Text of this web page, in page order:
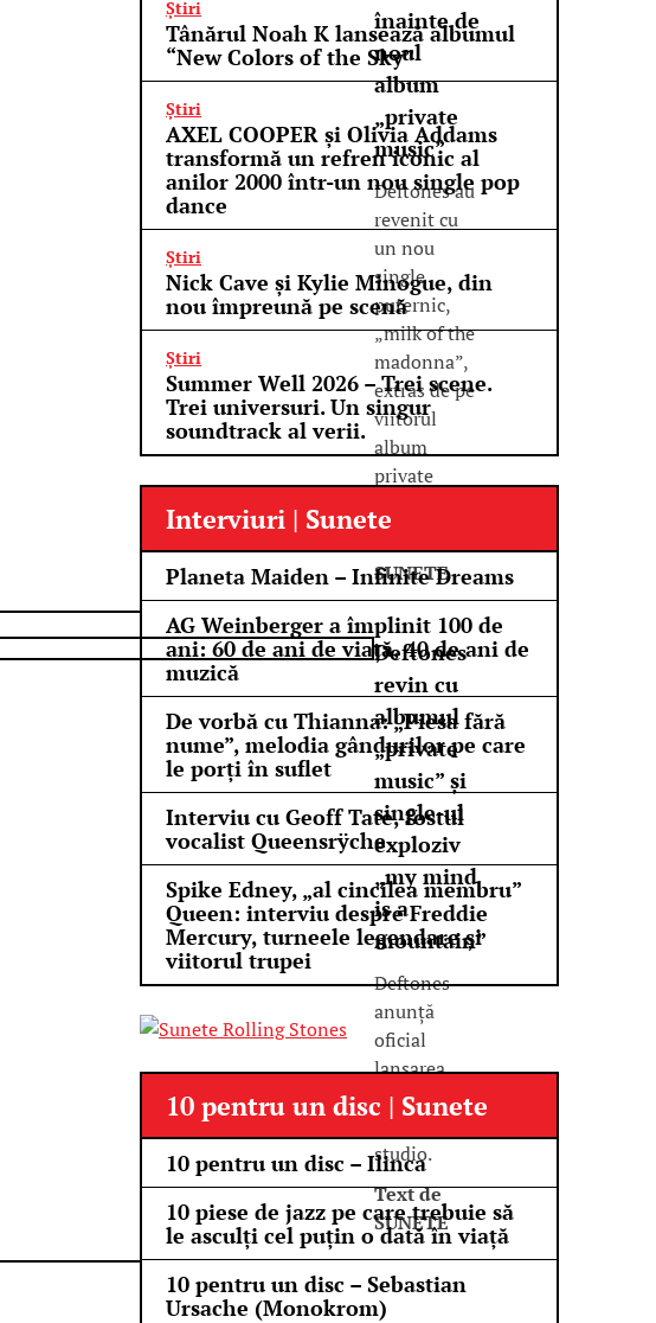
înainte de
noul
album
„private
music”
Deftones au
revenit cu
un nou
single
puternic,
„milk of the
madonna”,
extras de pe
viitorul
album
private
Text de
SUNETE
Deftones
revin cu
albumul
„private
music” și
single-ul
exploziv
„my mind
is a
mountain”
Deftones
anunță
oficial
lansarea
unui nou
album de
studio.
Text de
SUNETE
Tânărul Noah K lansează albumul
“New Colors of the Sky”
Știri
AXEL COOPER și Olivia Addams
transformă un refren iconic al
anilor 2000 într-un nou single pop
dance
Știri
Nick Cave și Kylie Minogue, din
nou împreună pe scenă
Știri
Summer Well 2026 – Trei scene.
Trei universuri. Un singur
soundtrack al verii.
Știri
Interviuri | Sunete
Planeta Maiden – Infinite Dreams
AG Weinberger a împlinit 100 de
ani: 60 de ani de viață, 40 de ani de
muzică
De vorbă cu Thianna: „Piesa fără
nume”, melodia gândurilor pe care
le porți în suflet
Interviu cu Geoff Tate, fostul
vocalist Queensrÿche
Spike Edney, „al cincilea membru”
Queen: interviu despre Freddie
Mercury, turneele legendare și
viitorul trupei
10 pentru un disc | Sunete
10 pentru un disc – Ilinca
10 piese de jazz pe care trebuie să
le asculți cel puțin o dată în viață
10 pentru un disc – Sebastian
Ursache (Monokrom)